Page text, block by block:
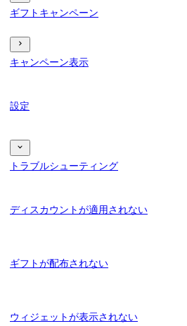
ギフトキャンペーン
キャンペーン表示
設定
トラブルシューティング
ディスカウントが適用されない
ギフトが配布されない
ウィジェットが表示されない